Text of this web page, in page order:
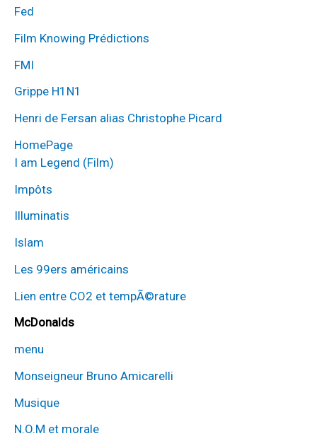
Fed
Film Knowing Prédictions
FMI
Grippe H1N1
Henri de Fersan alias Christophe Picard
HomePage
I am Legend (Film)
Impôts
Illuminatis
Islam
Les 99ers américains
Lien entre CO2 et tempÃ©rature
McDonalds
menu
Monseigneur Bruno Amicarelli
Musique
N.O.M et morale